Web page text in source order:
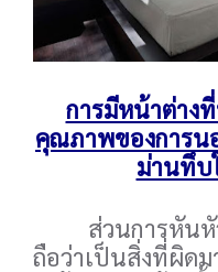
การมีหน้าต่าง
คุณภาพของการน
ม่านทึบ
ส่วนการหันหัว
ถือว่าเป็นสิ่งที่ผิด